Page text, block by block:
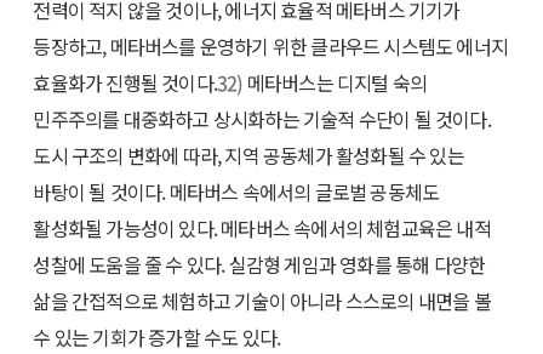
전력이 적지 않을 것이나, 에너지 효율적 메타버스 기기가
등장하고, 메타버스를 운영하기 위한 클라우드 시스템도 에너지
효율화가 진행될 것이다.32) 메타버스는 디지털 숙의
민주주의를 대중화하고 상시화하는 기술적 수단이 될 것이다.
도시 구조의 변화에 따라, 지역 공동체가 활성화될 수 있는
바탕이 될 것이다. 메타버스 속에서의 글로벌 공동체도
활성화될 가능성이 있다. 메타버스 속에서의 체험교육은 내적
성찰에 도움을 줄 수 있다. 실감형 게임과 영화를 통해 다양한
삶을 간접적으로 체험하고 기술이 아니라 스스로의 내면을 볼
수 있는 기회가 증가할 수도 있다.